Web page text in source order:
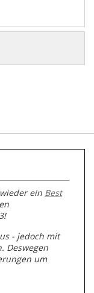
ein Best
- jedoch mit
Deswegen
um